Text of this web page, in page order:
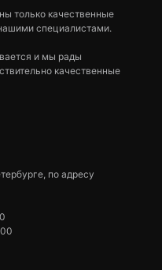
только качественные
специалистами.
и мы рады
качественные
по адресу